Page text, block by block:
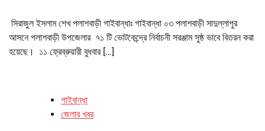
সিরাজুল ইসলাম শেখ পলাশবাড়ী গাইবান্ধাঃ গাইবান্ধা ০৩ পলাশবাড়ী সাদুল্লাপুর
আসনে পলাশবাড়ী উপজেলার ৭১ টি ভোটকেন্দ্রে নির্বাচনী সরঞ্জাম সুষ্ঠ ভাবে বিতরন করা
হয়েছে। ১১ ফ্রেব্রুয়ারী বুধবার […]
গাইবান্ধা
জেলার খবর